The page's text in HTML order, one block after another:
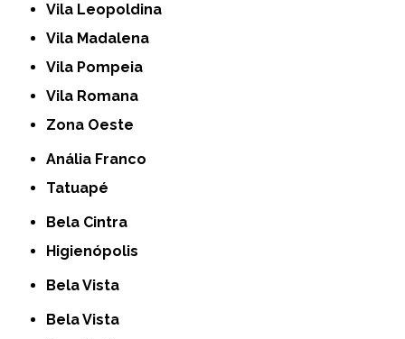
Vila Leopoldina
Vila Madalena
Vila Pompeia
Vila Romana
Zona Oeste
Anália Franco
Tatuapé
Bela Cintra
Higienópolis
Bela Vista
Bela Vista